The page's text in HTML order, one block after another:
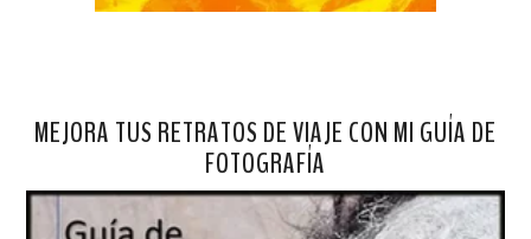
MEJORA TUS RETRATOS DE VIAJE CON MI GUÍA DE
FOTOGRAFÍA